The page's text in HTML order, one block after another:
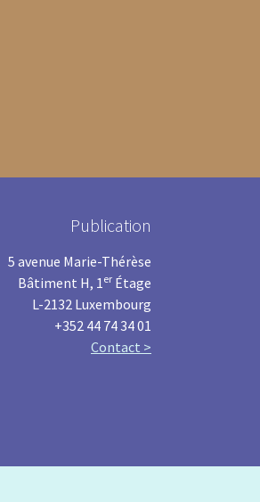
Publication
5 avenue Marie-Thérèse
Bâtiment H, 1er Étage
L-2132 Luxembourg
+352 44 74 34 01
Contact >